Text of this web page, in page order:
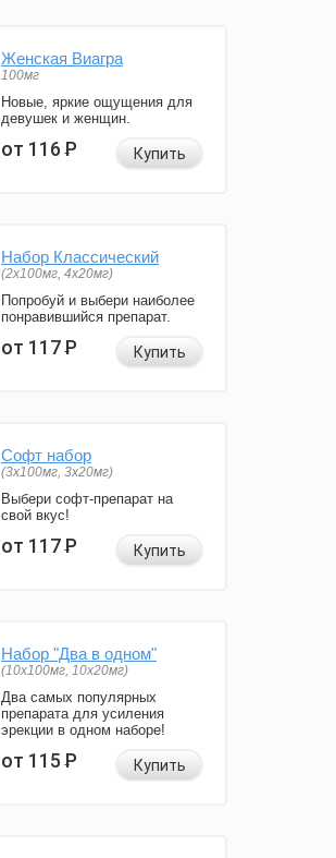
Женская Виагра
100мг
Новые, яркие ощущения для
девушек и женщин.
от 116Р Купить
Набор Классический
(2x100мг, 4x20мг)
Попробуй и выбери наиболее
понравившийся препарат.
от 117Р Купить
Софт набор
(3x100мг, 3x20мг)
Выбери софт-препарат на
свой вкус!
от 117Р Купить
Набор "Два в одном"
(10x100мг, 10x20мг)
Два самых популярных
препарата для усиления
эрекции в одном наборе!
от 115Р Купить